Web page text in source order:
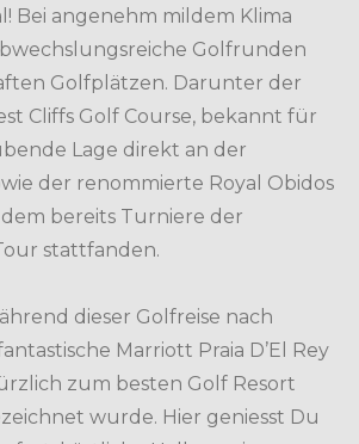
Bei angenehm mildem Klima
Golfrunden
Golfplätzen. Darunter der
Cliffs Golf Course, bekannt für
Lage direkt an der
der renommierte Royal Obidos
bereits Turniere der
stattfanden.
dieser Golfreise nach
Marriott Praia D’El Rey
zum besten Golf Resort
wurde. Hier geniesst Du